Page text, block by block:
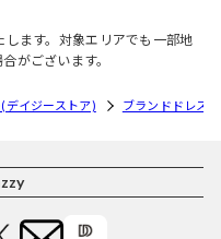
ます。対象エリアでも一部地
がございます。
イジーストア) ブランドドレス